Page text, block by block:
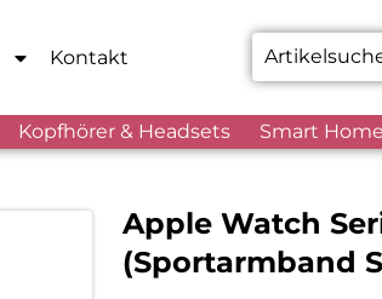
Kontakt
Kopfhörer & Headsets Smart Home
Apple Watch
(Sportarmband